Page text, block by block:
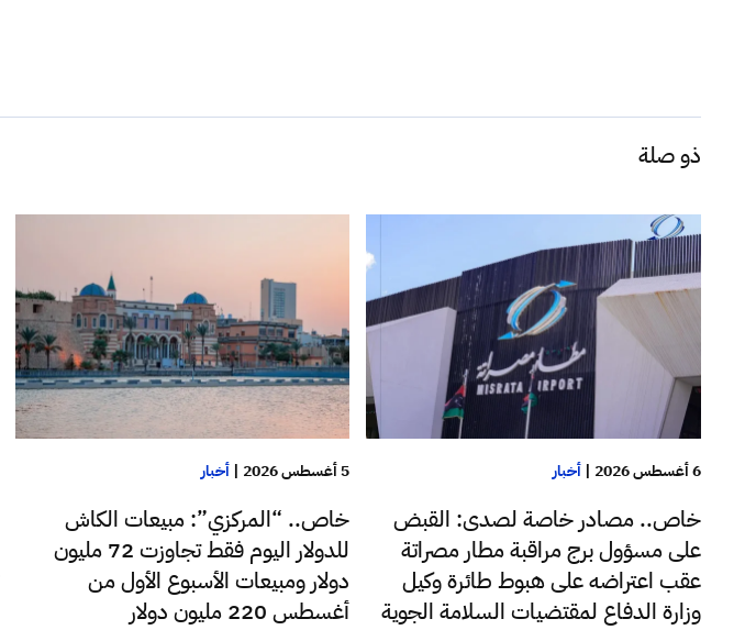
ذو صلة
6 أغسطس 2026 | أخبار
خاص.. مصادر خاصة لصدى: القبض
على مسؤول برج مراقبة مطار مصراتة
عقب اعتراضه على هبوط طائرة وكيل
وزارة الدفاع لمقتضيات السلامة الجوية
5 أغسطس 2026 | أخبار
خاص.. “المركزي”: مبيعات الكاش
للدولار اليوم فقط تجاوزت 72 مليون
دولار ومبيعات الأسبوع الأول من
أغسطس 220 مليون دولار